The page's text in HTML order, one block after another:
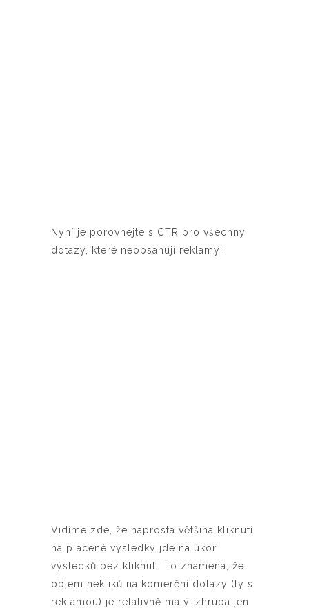
Nyní je porovnejte s CTR pro všechny
dotazy, které neobsahují reklamy:
Vidíme zde, že naprostá většina kliknutí
na placené výsledky jde na úkor
výsledků bez kliknutí. To znamená, že
objem nekliků na komerční dotazy (ty s
reklamou) je relativně malý, zhruba jen